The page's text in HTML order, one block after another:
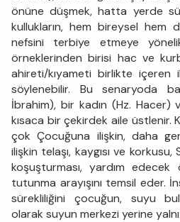
önüne düşmek, hatta yerde
kullukların, hem bireysel hem
nefsini terbiye etmeye
örneklerinden birisi hac ve
ahireti/kıyameti birlikte
söylenebilir. Bu senaryoda
İbrahim), bir kadın (Hz. Hacer)
kısaca bir çekirdek aile üstlenir.
çok Çocuğuna ilişkin, daha
ilişkin telaşı, kaygısı ve
koşuşturması, yardım
tutunma arayışını temsil eder.
sürekliliğini çocuğun, suyu
olarak suyun merkezi yerine